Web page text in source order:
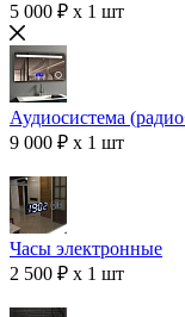
5 000 ₽ x 1 шт
Аудиосистема
9 000 ₽ x 1 шт
Часы электронные
2 500 ₽ x 1 шт